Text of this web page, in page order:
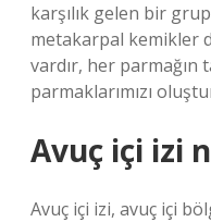
karşılık gelen bir
metakarpal kemikler
vardır, her parmağın
parmaklarımızı
Avuç içi izi
Avuç içi izi, avuç içi